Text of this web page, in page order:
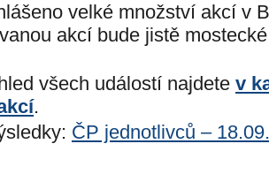
velké množství akcí v
akcí bude jistě
všech událostí najdete v
.
ČP jednotlivců –